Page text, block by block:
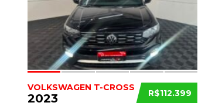
R$112.399
VOLKSWAGEN T-CROSS
2023